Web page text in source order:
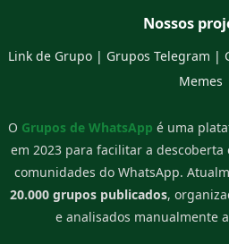
Nossos
Link de Grupo | Grupos Telegram |
Memes
O Grupos de WhatsApp é uma
em 2023 para facilitar a
comunidades do WhatsApp.
20.000 grupos publicados,
e analisados manualmente